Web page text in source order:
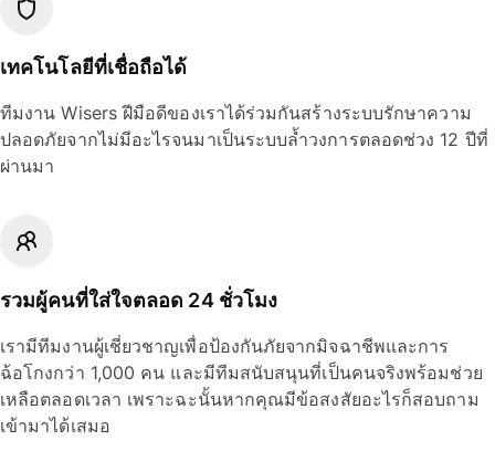
เทคโนโลยีที่เชื่อถือได้
ทีมงาน Wisers ฝีมือดีของเราได้ร่วมกันสร้างระบบรักษาความ
ปลอดภัยจากไม่มีอะไรจนมาเป็นระบบล้ำวงการตลอดช่วง 12 ปีที่
ผ่านมา
รวมผู้คนที่ใส่ใจตลอด 24 ชั่วโมง
เรามีทีมงานผู้เชี่ยวชาญเพื่อป้องกันภัยจากมิจฉาชีพและการ
ฉ้อโกงกว่า 1,000 คน และมีทีมสนับสนุนที่เป็นคนจริงพร้อมช่วย
เหลือตลอดเวลา เพราะฉะนั้นหากคุณมีข้อสงสัยอะไรก็สอบถาม
เข้ามาได้เสมอ